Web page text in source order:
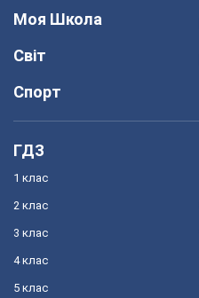
Моя Школа
Світ
Спорт
ГДЗ
1 клас
2 клас
3 клас
4 клас
5 клас